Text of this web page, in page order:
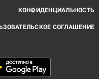
КОНФИДЕНЦИАЛЬНОСТЬ
СОГЛАШЕНИЕ